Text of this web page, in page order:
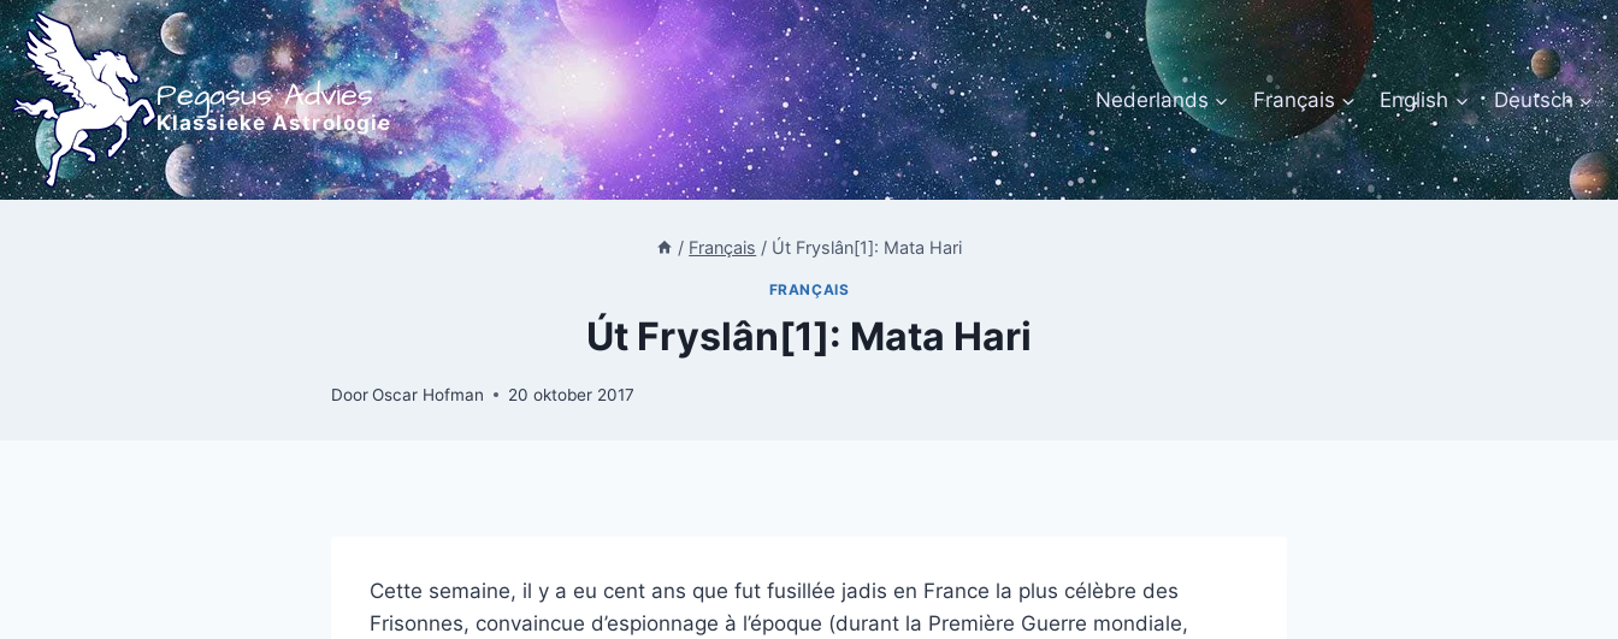
Doorgaan
naar
inhoud
Pegasus Advies
Klassieke Astrologie
Nederlands Français English Deutsch
/ Français / Út Fryslân[1]: Mata Hari
FRANÇAIS
Út Fryslân[1]: Mata Hari
DoorOscar Hofman 20 oktober 2017
Cette semaine, il y a eu cent ans que fut fusillée jadis en France la plus célèbre des
Frisonnes, convaincue d’espionnage à l’époque (durant la Première Guerre mondiale,